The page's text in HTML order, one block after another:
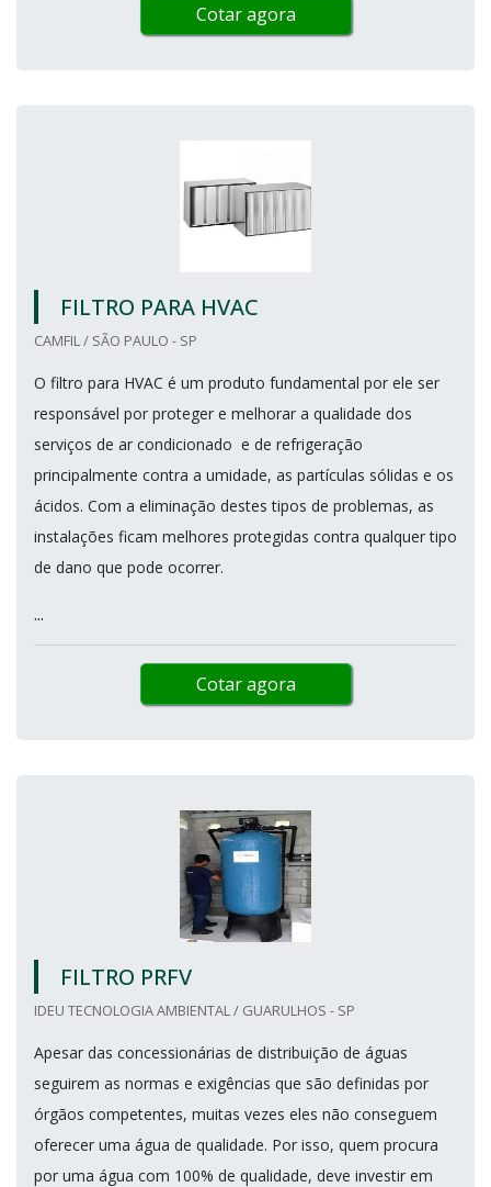
Cotar agora
FILTRO PARA HVAC
CAMFIL / SÃO PAULO - SP
O filtro para HVAC é um produto fundamental por ele ser
responsável por proteger e melhorar a qualidade dos
serviços de ar condicionado e de refrigeração
principalmente contra a umidade, as partículas sólidas e os
ácidos. Com a eliminação destes tipos de problemas, as
instalações ficam melhores protegidas contra qualquer tipo
de dano que pode ocorrer.
...
Cotar agora
FILTRO PRFV
IDEU TECNOLOGIA AMBIENTAL / GUARULHOS - SP
Apesar das concessionárias de distribuição de águas
seguirem as normas e exigências que são definidas por
órgãos competentes, muitas vezes eles não conseguem
oferecer uma água de qualidade. Por isso, quem procura
por uma água com 100% de qualidade, deve investir em